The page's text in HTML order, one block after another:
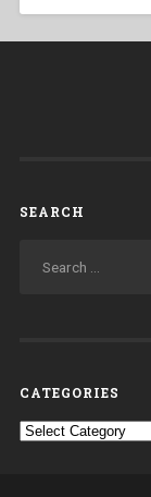
SEARCH
CATEGORIES
Categories